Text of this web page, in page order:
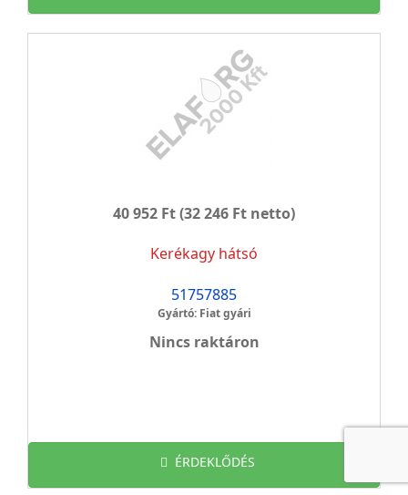
40 952 Ft(32 246 Ft netto)
Kerékagy hátsó
51757885
Gyártó: Fiat gyári
Nincs raktáron
ÉRDEKLŐDÉS